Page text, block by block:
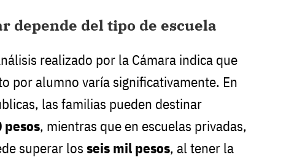
depende del tipo de escuela
realizado por la Cámara indica que
por alumno varía significativamente. En
las familias pueden destinar
pesos, mientras que en escuelas privadas,
superar los seis mil pesos, al tener la